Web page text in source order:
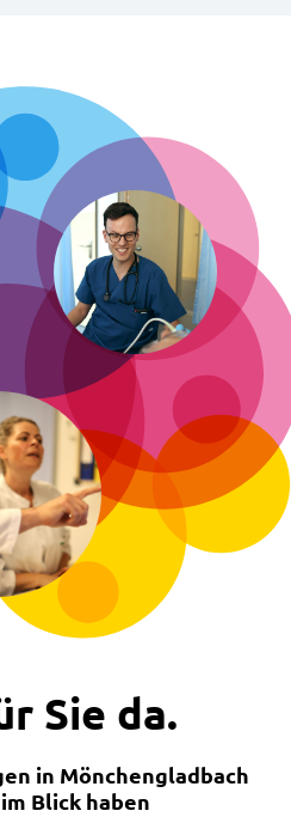
Sie da.
in Mönchengladbach
Blick haben